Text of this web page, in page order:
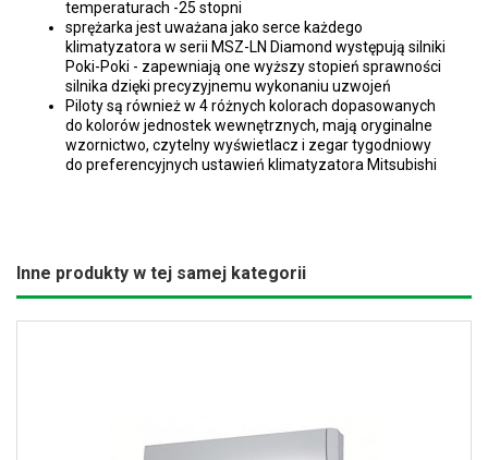
temperaturach -25 stopni
sprężarka jest uważana jako serce każdego
klimatyzatora w serii MSZ-LN Diamond występują silniki
Poki-Poki - zapewniają one wyższy stopień sprawności
silnika dzięki precyzyjnemu wykonaniu uzwojeń
Piloty są również w 4 różnych kolorach dopasowanych
do kolorów jednostek wewnętrznych, mają oryginalne
wzornictwo, czytelny wyświetlacz i zegar tygodniowy
do preferencyjnych ustawień klimatyzatora Mitsubishi
Inne produkty w tej samej kategorii